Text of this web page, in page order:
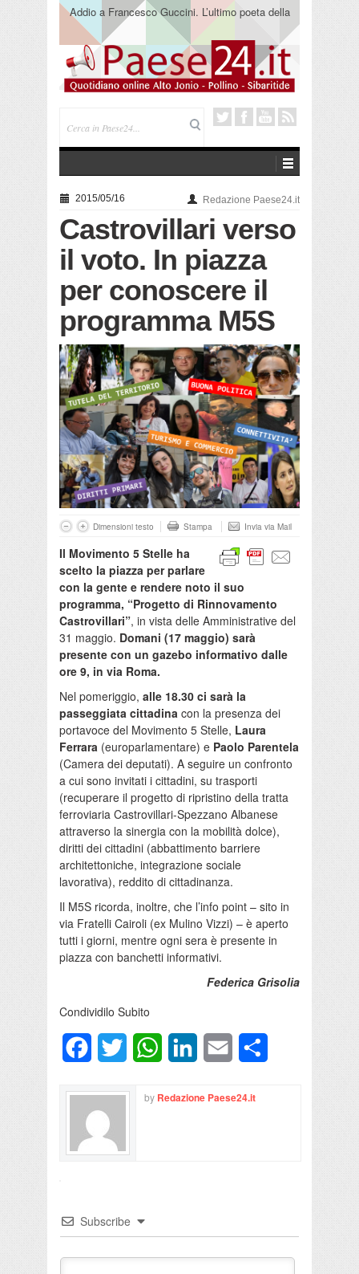
Addio a Francesco Guccini. L’ultimo poeta della
canzone impegnata
2015/05/16 Redazione Paese24.it
Castrovillari verso
il voto. In piazza
per conoscere il
programma M5S
Dimensioni testo Stampa Invia via Mail
Il Movimento 5 Stelle ha
scelto la piazza per parlare
con la gente e rendere noto il suo
programma, “Progetto di Rinnovamento
Castrovillari”, in vista delle Amministrative del
31 maggio. Domani (17 maggio) sarà
presente con un gazebo informativo dalle
ore 9, in via Roma.
Nel pomeriggio, alle 18.30 ci sarà la
passeggiata cittadina con la presenza dei
portavoce del Movimento 5 Stelle, Laura
Ferrara (europarlamentare) e Paolo Parentela
(Camera dei deputati). A seguire un confronto
a cui sono invitati i cittadini, su trasporti
(recuperare il progetto di ripristino della tratta
ferroviaria Castrovillari-Spezzano Albanese
attraverso la sinergia con la mobilità dolce),
diritti dei cittadini (abbattimento barriere
architettoniche, integrazione sociale
lavorativa), reddito di cittadinanza.
Il M5S ricorda, inoltre, che l’info point – sito in
via Fratelli Cairoli (ex Mulino Vizzi) – è aperto
tutti i giorni, mentre ogni sera è presente in
piazza con banchetti informativi.
Federica Grisolia
Condividilo Subito
FacebookTwitter WhatsAppLinkedInEmail
by Redazione Paese24.it
Subscribe